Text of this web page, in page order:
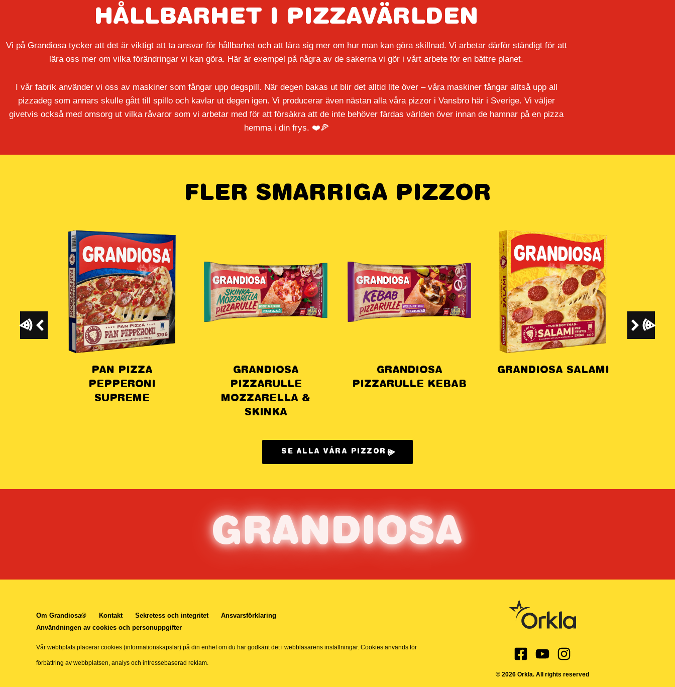
HÅLLBARHET I PIZZAVÄRLDEN
Vi på Grandiosa tycker att det är viktigt att ta ansvar för hållbarhet och att lära sig mer om hur man kan göra skillnad. Vi arbetar därför ständigt för att
lära oss mer om vilka förändringar vi kan göra. Här är exempel på några av de sakerna vi gör i vårt arbete för en bättre planet.
I vår fabrik använder vi oss av maskiner som fångar upp degspill. När degen bakas ut blir det alltid lite över – våra maskiner fångar alltså upp all
pizzadeg som annars skulle gått till spillo och kavlar ut degen igen. Vi producerar även nästan alla våra pizzor i Vansbro här i Sverige. Vi väljer
givetvis också med omsorg ut vilka råvaror som vi arbetar med för att försäkra att de inte behöver färdas världen över innan de hamnar på en pizza
hemma i din frys. ​❤️🍕
FLER SMARRIGA PIZZOR
GRANDIOSA
PIZZARULLE
MOZZARELLA &
GRANDIOSA
PIZZARULLE KEBAB
GRANDIOSA SALAMI GUDFADERN
SE ALLA VÅRA PIZZOR
GRANDIOSA
Om Grandiosa® Kontakt Sekretess och integritet
Ansvarsförklaring
Användningen av cookies och personuppgifter
Vår webbplats placerar cookies (informationskapslar) på din enhet om du har godkänt det i webbläsarens inställningar. Cookies används för
förbättring av webbplatsen, analys och intressebaserad reklam.
© 2026 Orkla. All rights reserved